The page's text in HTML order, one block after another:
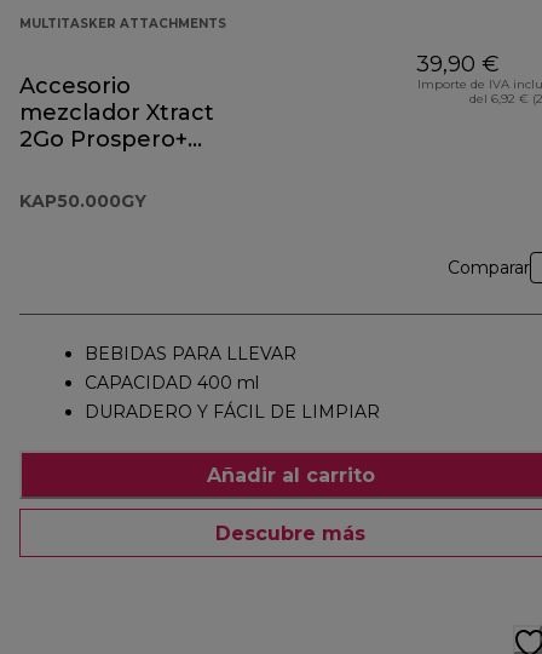
MULTITASKER ATTACHMENTS
Accesorio
mezclador Xtract
2Go Prospero+
KAP50.000GY
39,90 €
Importe de IVA
del 6,92 €
Comparar
BEBIDAS PARA LLEVAR
CAPACIDAD 400 ml
DURADERO Y FÁCIL DE LIMPIAR
Añadir al carrito
Descubre más